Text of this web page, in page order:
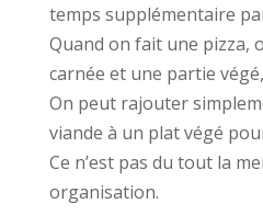
temps supplémentaire
Quand on fait une pizza,
carnée et une partie
On peut rajouter
viande à un plat végé
Ce n’est pas du tout la
organisation.